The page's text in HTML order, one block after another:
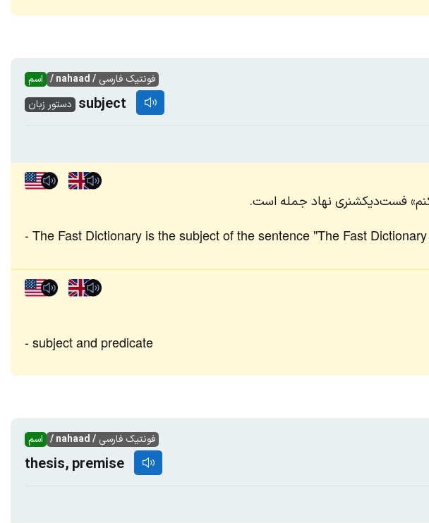
اسم فونتیک فارسی / nahaad /
دستور زبان subject
فست‌دیکشنری نهاد جمله است.
The Fast Dictionary is the subject of the sentence "The Fast
subject and predicate
اسم فونتیک فارسی / nahaad /
thesis, premise